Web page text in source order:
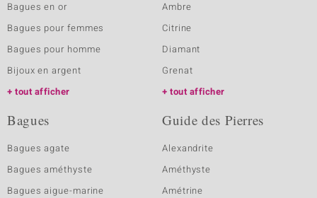
Bagues en or
Bagues pour femmes
Bagues pour homme
Bijoux en argent
tout afficher
Ambre
Citrine
Diamant
Grenat
tout afficher
Bagues
Bagues agate
Bagues améthyste
Bagues aigue-marine
Guide des Pierres
Alexandrite
Améthyste
Amétrine